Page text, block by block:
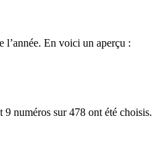
l’année. En voici un aperçu :
numéros sur 478 ont été choisis.